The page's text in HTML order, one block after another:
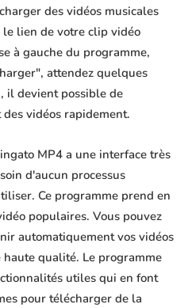
des vidéos musicales
le lien de votre clip vidéo
à gauche du programme,
attendez quelques
il devient possible de
vidéos rapidement.
MP4 a une interface très
d'aucun processus
Ce programme prend en
populaires. Vous pouvez
automatiquement vos vidéos
qualité. Le programme
utiles qui en font
pour télécharger de la